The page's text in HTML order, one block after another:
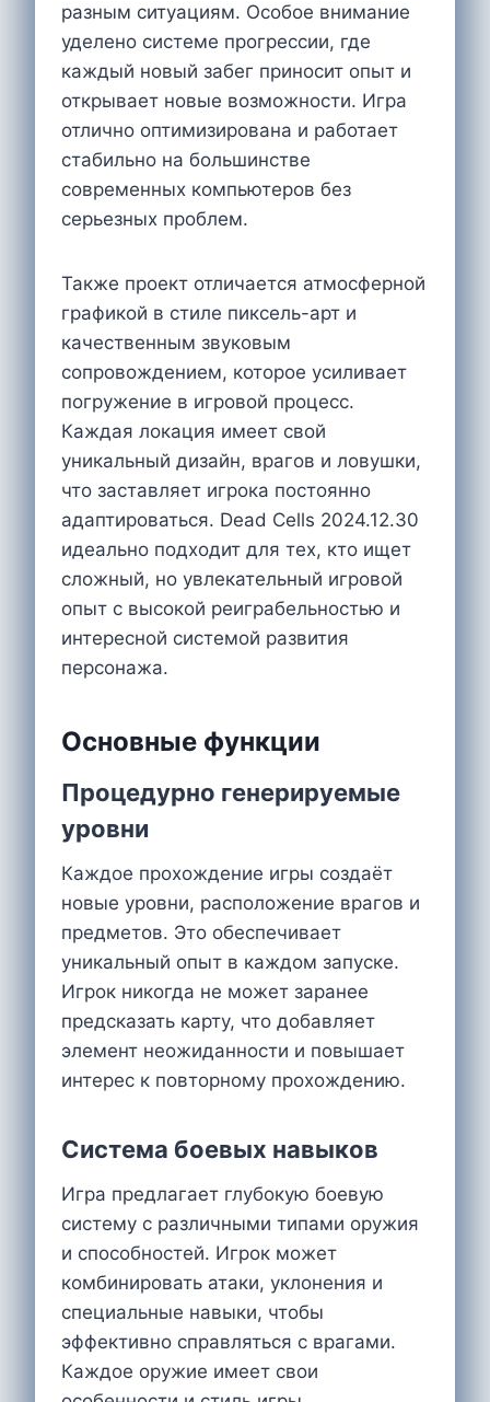
разным ситуациям. Особое внимание
уделено системе прогрессии, где
каждый новый забег приносит опыт и
открывает новые возможности. Игра
отлично оптимизирована и работает
стабильно на большинстве
современных компьютеров без
серьезных проблем.
Также проект отличается атмосферной
графикой в стиле пиксель-арт и
качественным звуковым
сопровождением, которое усиливает
погружение в игровой процесс.
Каждая локация имеет свой
уникальный дизайн, врагов и ловушки,
что заставляет игрока постоянно
адаптироваться. Dead Cells 2024.12.30
идеально подходит для тех, кто ищет
сложный, но увлекательный игровой
опыт с высокой реиграбельностью и
интересной системой развития
персонажа.
Основные функции
Процедурно генерируемые
уровни
Каждое прохождение игры создаёт
новые уровни, расположение врагов и
предметов. Это обеспечивает
уникальный опыт в каждом запуске.
Игрок никогда не может заранее
предсказать карту, что добавляет
элемент неожиданности и повышает
интерес к повторному прохождению.
Система боевых навыков
Игра предлагает глубокую боевую
систему с различными типами оружия
и способностей. Игрок может
комбинировать атаки, уклонения и
специальные навыки, чтобы
эффективно справляться с врагами.
Каждое оружие имеет свои